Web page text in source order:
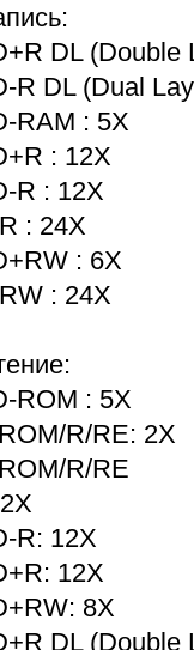
DL (Double
R DL (Dual
RAM : 5X
: 12X
R : 12X
: 24X
: 6X
: 24X
ROM : 5X
R/RE: 2X
R/RE
R: 12X
12X
8X
DL (Double